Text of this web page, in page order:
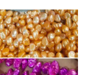
Rango
de
precios:
desde
$155
hasta
$160
Este
producto
tiene